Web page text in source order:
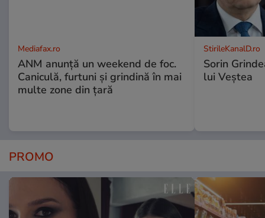
Mediafax.ro
ANM anunță un weekend de foc.
Caniculă, furtuni și grindină în mai
multe zone din țară
StirileKanalD.ro
Sorin
lui Veștea
PROMO